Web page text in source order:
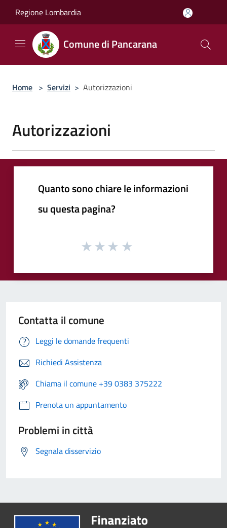
Regione Lombardia
Comune di Pancarana
Home > Servizi > Autorizzazioni
Autorizzazioni
Quanto sono chiare le informazioni
su questa pagina?
Contatta il comune
Leggi le domande frequenti
Richiedi Assistenza
Chiama il comune +39 0383 375222
Prenota un appuntamento
Problemi in città
Segnala disservizio